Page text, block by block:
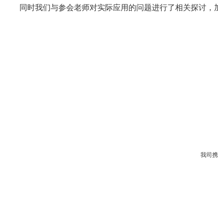
同时我们与参会老师对实际应用的问题进行了相关探讨
我司